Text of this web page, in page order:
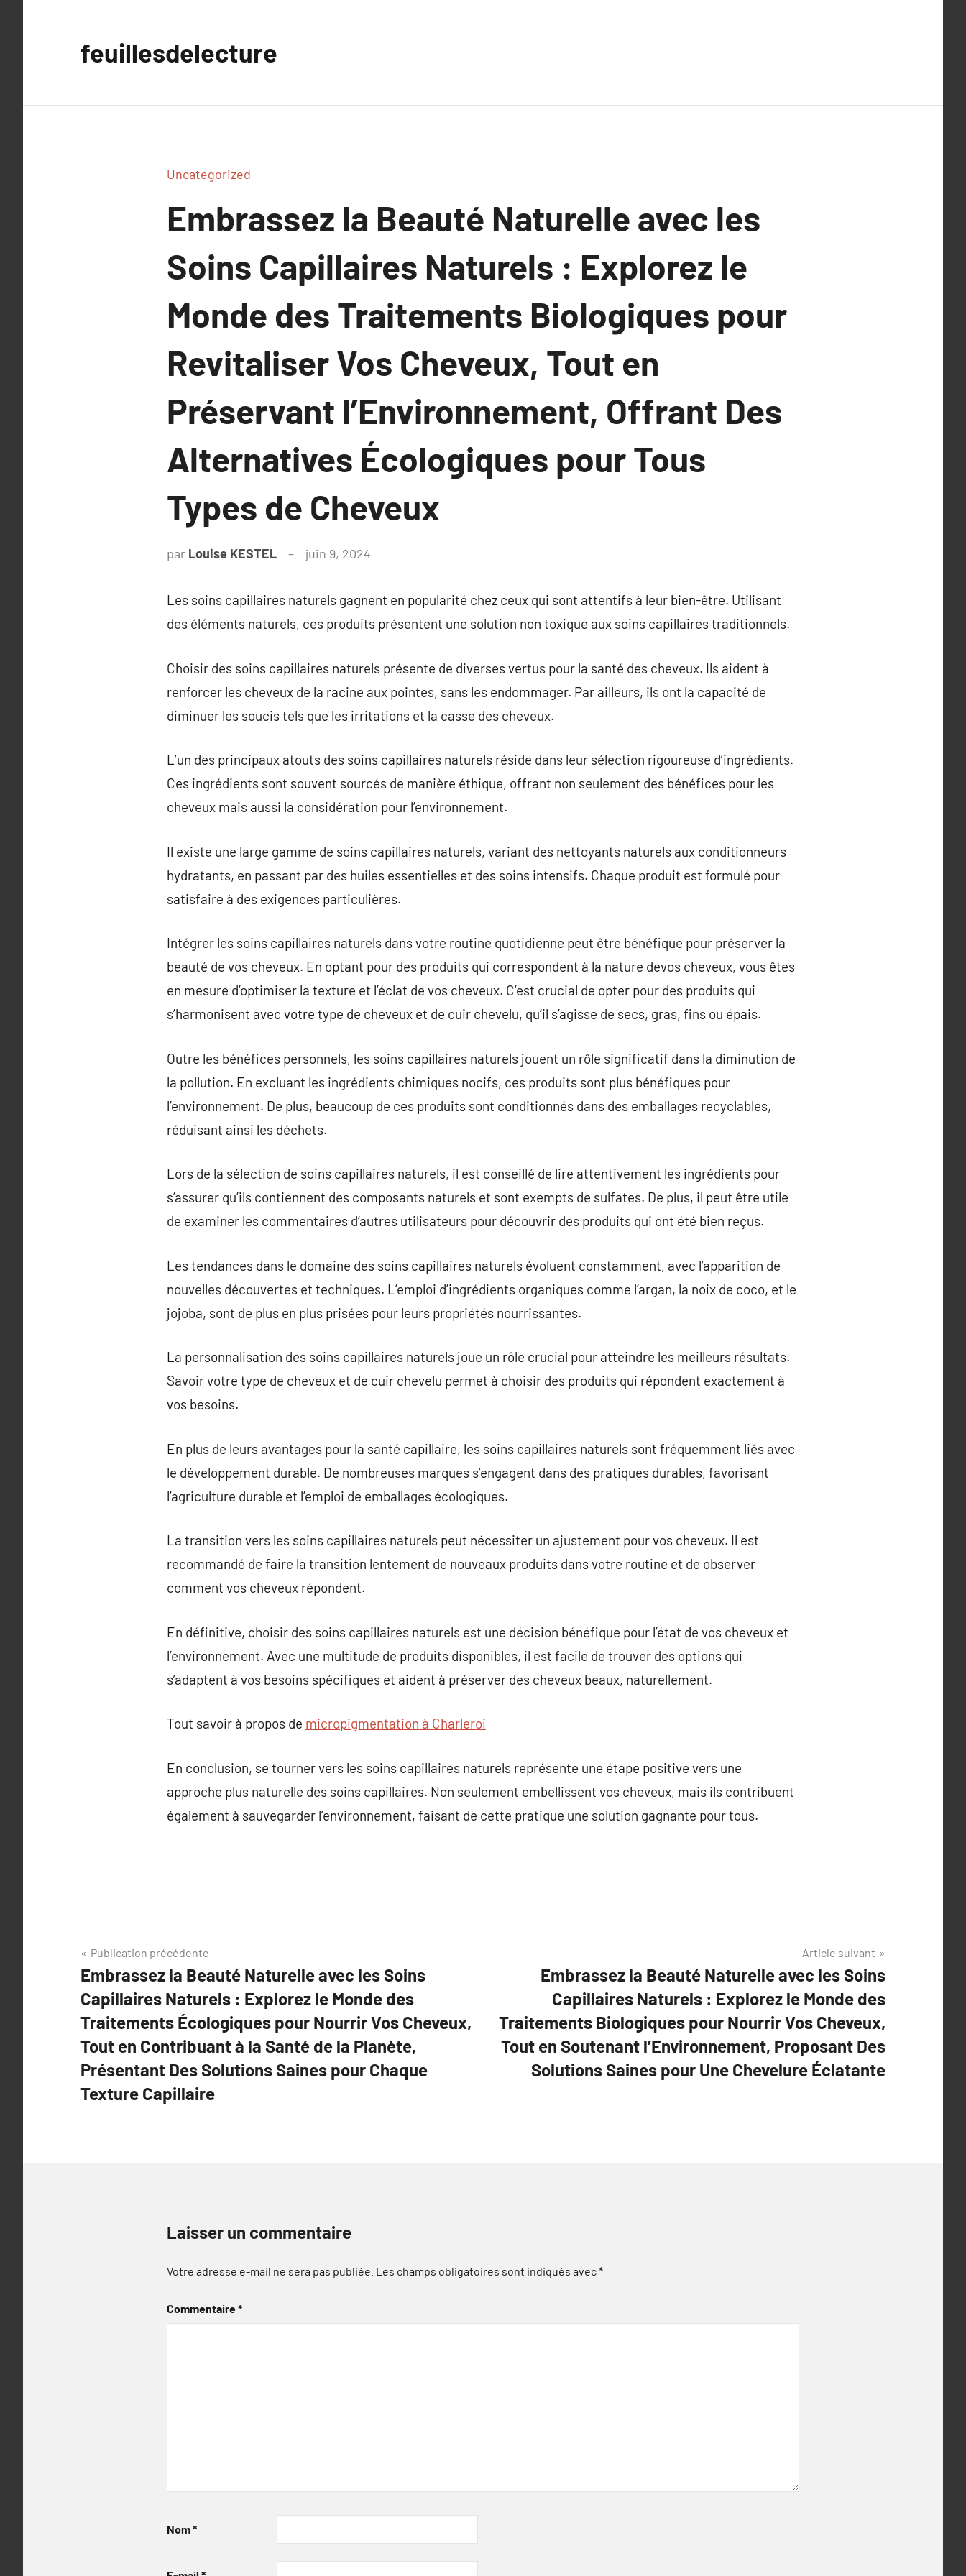
feuillesdelecture
Uncategorized
Embrassez la Beauté Naturelle avec les
Soins Capillaires Naturels : Explorez le
Monde des Traitements Biologiques pour
Revitaliser Vos Cheveux, Tout en
Préservant l’Environnement, Offrant Des
Alternatives Écologiques pour Tous
Types de Cheveux
par Louise KESTEL juin 9, 2024
Les soins capillaires naturels gagnent en popularité chez ceux qui sont attentifs à leur bien-être. Utilisant
des éléments naturels, ces produits présentent une solution non toxique aux soins capillaires traditionnels.
Choisir des soins capillaires naturels présente de diverses vertus pour la santé des cheveux. Ils aident à
renforcer les cheveux de la racine aux pointes, sans les endommager. Par ailleurs, ils ont la capacité de
diminuer les soucis tels que les irritations et la casse des cheveux.
L’un des principaux atouts des soins capillaires naturels réside dans leur sélection rigoureuse d’ingrédients.
Ces ingrédients sont souvent sourcés de manière éthique, offrant non seulement des bénéfices pour les
cheveux mais aussi la considération pour l’environnement.
Il existe une large gamme de soins capillaires naturels, variant des nettoyants naturels aux conditionneurs
hydratants, en passant par des huiles essentielles et des soins intensifs. Chaque produit est formulé pour
satisfaire à des exigences particulières.
Intégrer les soins capillaires naturels dans votre routine quotidienne peut être bénéfique pour préserver la
beauté de vos cheveux. En optant pour des produits qui correspondent à la nature devos cheveux, vous êtes
en mesure d’optimiser la texture et l’éclat de vos cheveux. C’est crucial de opter pour des produits qui
s’harmonisent avec votre type de cheveux et de cuir chevelu, qu’il s’agisse de secs, gras, fins ou épais.
Outre les bénéfices personnels, les soins capillaires naturels jouent un rôle significatif dans la diminution de
la pollution. En excluant les ingrédients chimiques nocifs, ces produits sont plus bénéfiques pour
l’environnement. De plus, beaucoup de ces produits sont conditionnés dans des emballages recyclables,
réduisant ainsi les déchets.
Lors de la sélection de soins capillaires naturels, il est conseillé de lire attentivement les ingrédients pour
s’assurer qu’ils contiennent des composants naturels et sont exempts de sulfates. De plus, il peut être utile
de examiner les commentaires d’autres utilisateurs pour découvrir des produits qui ont été bien reçus.
Les tendances dans le domaine des soins capillaires naturels évoluent constamment, avec l’apparition de
nouvelles découvertes et techniques. L’emploi d’ingrédients organiques comme l’argan, la noix de coco, et le
jojoba, sont de plus en plus prisées pour leurs propriétés nourrissantes.
La personnalisation des soins capillaires naturels joue un rôle crucial pour atteindre les meilleurs résultats.
Savoir votre type de cheveux et de cuir chevelu permet à choisir des produits qui répondent exactement à
vos besoins.
En plus de leurs avantages pour la santé capillaire, les soins capillaires naturels sont fréquemment liés avec
le développement durable. De nombreuses marques s’engagent dans des pratiques durables, favorisant
l’agriculture durable et l’emploi de emballages écologiques.
La transition vers les soins capillaires naturels peut nécessiter un ajustement pour vos cheveux. Il est
recommandé de faire la transition lentement de nouveaux produits dans votre routine et de observer
comment vos cheveux répondent.
En définitive, choisir des soins capillaires naturels est une décision bénéfique pour l’état de vos cheveux et
l’environnement. Avec une multitude de produits disponibles, il est facile de trouver des options qui
s’adaptent à vos besoins spécifiques et aident à préserver des cheveux beaux, naturellement.
Tout savoir à propos de micropigmentation à Charleroi
En conclusion, se tourner vers les soins capillaires naturels représente une étape positive vers une
approche plus naturelle des soins capillaires. Non seulement embellissent vos cheveux, mais ils contribuent
également à sauvegarder l’environnement, faisant de cette pratique une solution gagnante pour tous.
Navigation
de
l’article
Publication précédente
Embrassez la Beauté Naturelle avec les Soins
Capillaires Naturels : Explorez le Monde des
Traitements Écologiques pour Nourrir Vos Cheveux,
Tout en Contribuant à la Santé de la Planète,
Présentant Des Solutions Saines pour Chaque
Texture Capillaire
Article suivant
Embrassez la Beauté Naturelle avec les Soins
Capillaires Naturels : Explorez le Monde des
Traitements Biologiques pour Nourrir Vos Cheveux,
Tout en Soutenant l’Environnement, Proposant Des
Solutions Saines pour Une Chevelure Éclatante
Laisser un commentaire
Votre adresse e-mail ne sera pas publiée. Les champs obligatoires sont indiqués avec*
Commentaire*
Nom*